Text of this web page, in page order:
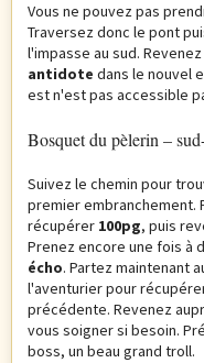
Vous ne pouvez pas
Traversez donc le pont
l'impasse au sud.
antidote dans le nouvel
est n'est pas accessible
Bosquet du pèlerin –
Suivez le chemin pour
premier embranchement.
récupérer 100pg, puis
Prenez encore une fois à
écho. Partez maintenant
l'aventurier pour
précédente. Revenez
vous soigner si besoin.
boss, un beau grand troll.